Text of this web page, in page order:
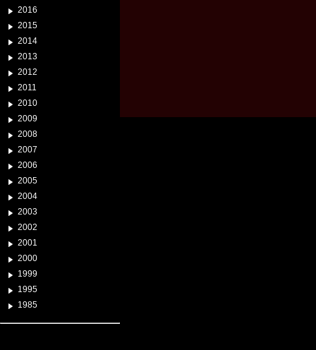
2016
2015
2014
2013
2012
2011
2010
2009
2008
2007
2006
2005
2004
2003
2002
2001
2000
1999
1995
1985